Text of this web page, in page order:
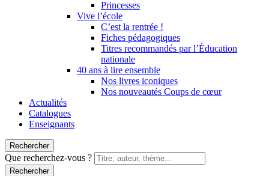
Princesses
Vive l’école
C’est la rentrée !
Fiches pédagogiques
Titres recommandés par l’Éducation
nationale
40 ans à lire ensemble
Nos livres iconiques
Nos nouveautés Coups de cœur
Actualités
Catalogues
Enseignants
Rechercher
Que recherchez-vous ?
Rechercher